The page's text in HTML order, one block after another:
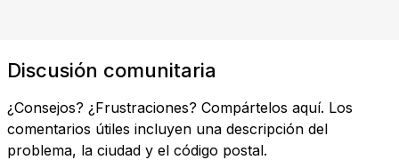
Discusión comunitaria
¿Consejos? ¿Frustraciones? Compártelos aquí. Los
comentarios útiles incluyen una descripción del
problema, la ciudad y el código postal.